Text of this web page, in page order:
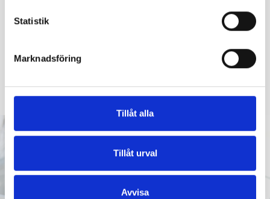
Statistik
Marknadsföring
Tillåt alla
Tillåt urval
Avvisa
Visar alla kategorier